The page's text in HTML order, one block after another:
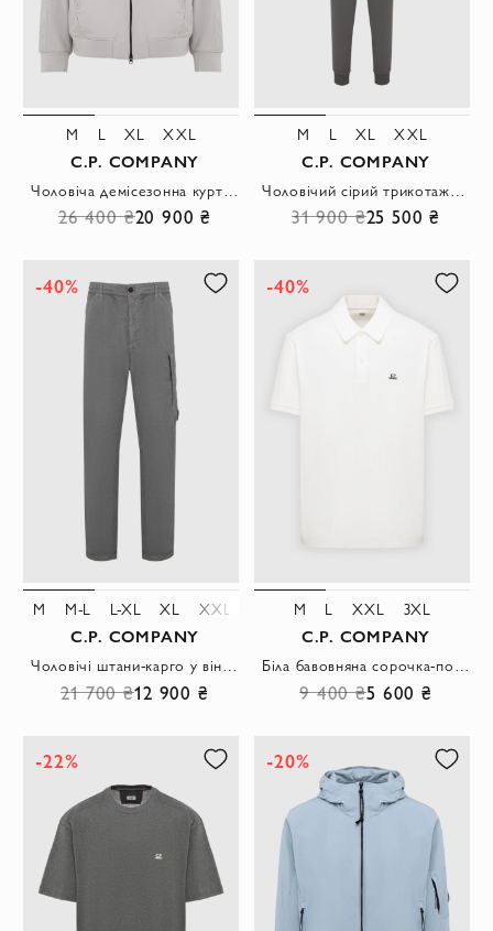
M L XL XXL
C.P. COMPANY
26 400 ₴20 900 ₴
M L XL XXL
C.P. COMPANY
31 900 ₴25 500 ₴
-40%
M M-L L-XL XL XXL
C.P. COMPANY
21 700 ₴12 900 ₴
-40%
M L XXL 3XL
C.P. COMPANY
9 400 ₴5 600 ₴
-22% -20%